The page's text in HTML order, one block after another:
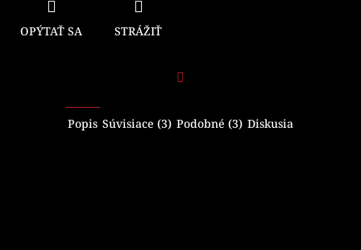
OPÝTAŤ SA STRÁŽIŤ
Popis Súvisiace (3) Podobné (3) Diskusia